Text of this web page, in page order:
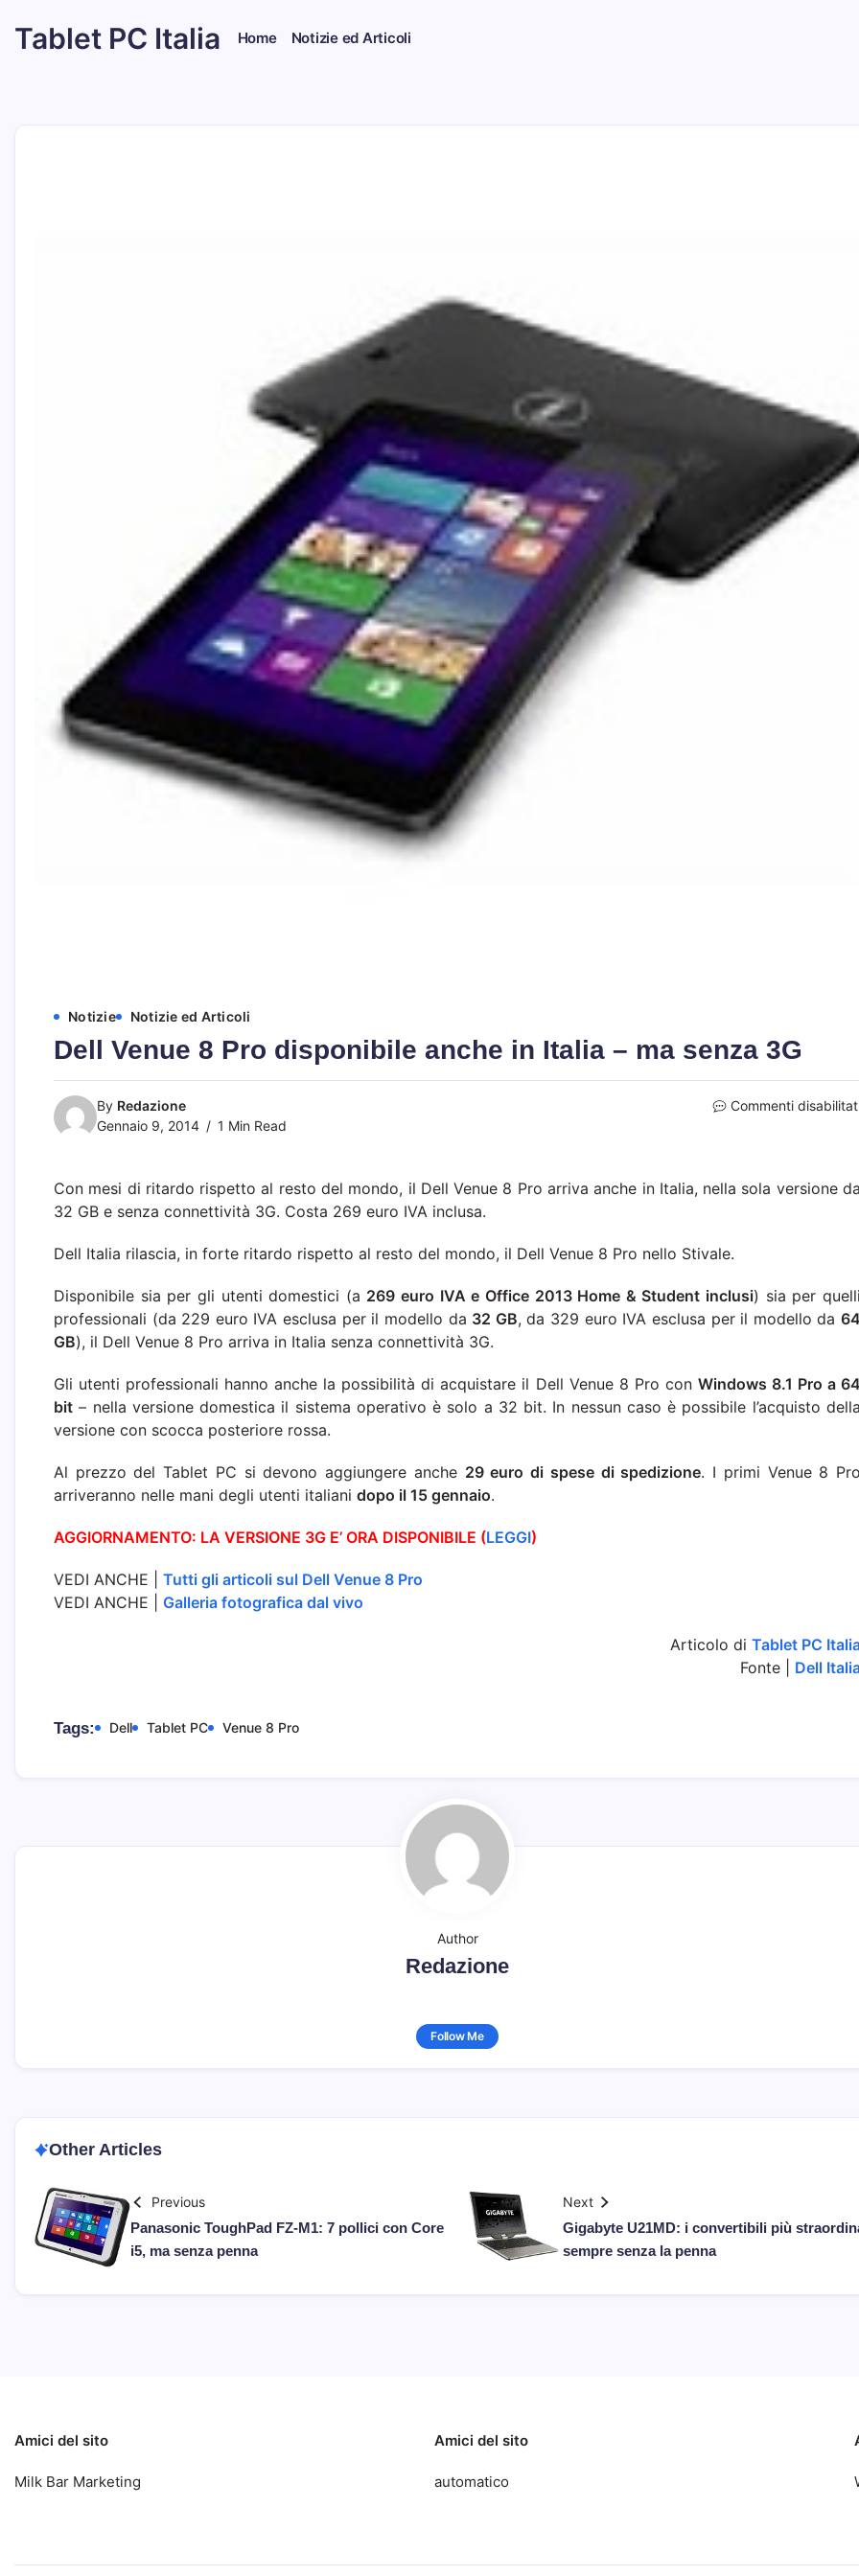
content
Tablet PC Italia Home Notizie ed Articoli
Notizie Notizie ed Articoli
Dell Venue 8 Pro disponibile anche in Italia – ma senza 3G
By Redazione
Gennaio 9, 2014
1 Min Read
Commenti
Con mesi di ritardo rispetto al resto del mondo, il Dell Venue 8 Pro arriva anche in Italia, nella sola versione da
32 GB e senza connettività 3G. Costa 269 euro IVA inclusa.
Dell Italia rilascia, in forte ritardo rispetto al resto del mondo, il Dell Venue 8 Pro nello Stivale.
Disponibile sia per gli utenti domestici (a 269 euro IVA e Office 2013 Home & Student inclusi) sia per quelli
professionali (da 229 euro IVA esclusa per il modello da 32 GB, da 329 euro IVA esclusa per il modello da64
GB), il Dell Venue 8 Pro arriva in Italia senza connettività 3G.
Gli utenti professionali hanno anche la possibilità di acquistare il Dell Venue 8 Pro con Windows 8.1 Pro a 64
bit – nella versione domestica il sistema operativo è solo a 32 bit. In nessun caso è possibile l’acquisto della
versione con scocca posteriore rossa.
Al prezzo del Tablet PC si devono aggiungere anche 29 euro di spese di spedizione. I primi Venue 8 Pro
arriveranno nelle mani degli utenti italiani dopo il 15 gennaio.
AGGIORNAMENTO: LA VERSIONE 3G E’ ORA DISPONIBILE (LEGGI)
VEDI ANCHE | Tutti gli articoli sul Dell Venue 8 Pro
VEDI ANCHE | Galleria fotografica dal vivo
Articolo di Tablet PC
Fonte | Dell
Tags: Dell Tablet PC Venue 8 Pro
Author
Redazione
Follow Me
Other Articles
Previous
Panasonic ToughPad FZ-M1: 7 pollici con Core
i5, ma senza penna
Next
Gigabyte U21MD: i convertibili più
sempre senza la penna
Amici del sito
Milk Bar Marketing
Amici del sito
automatico